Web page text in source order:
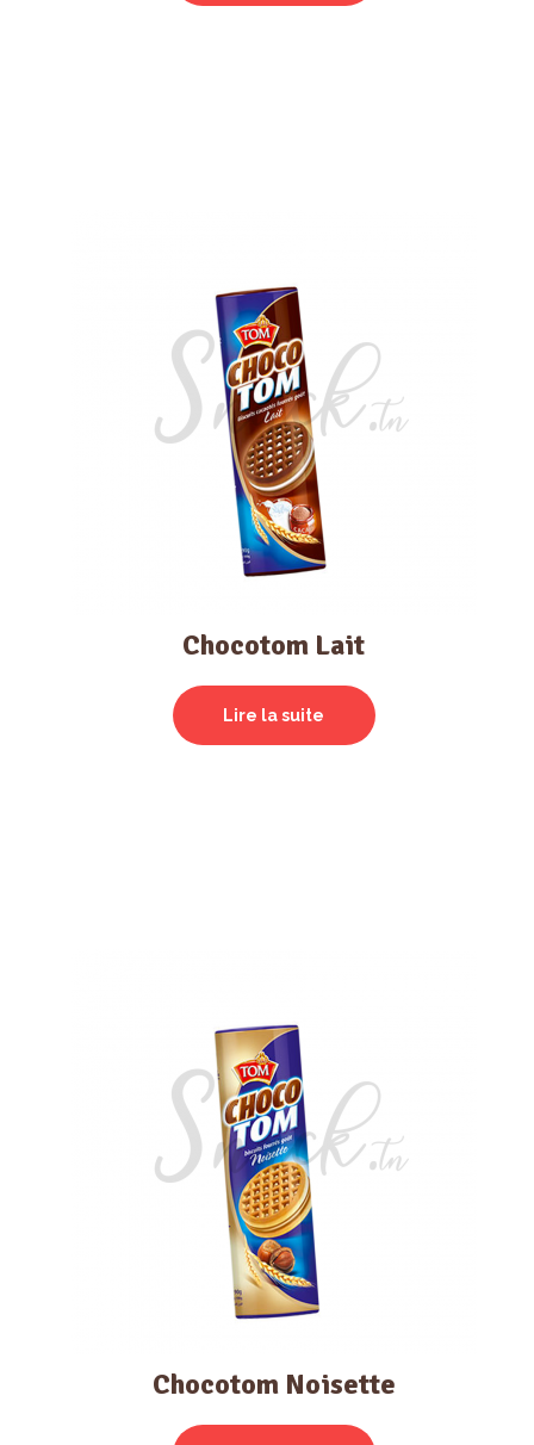
Chocotom Lait
Lire la suite
Chocotom Noisette